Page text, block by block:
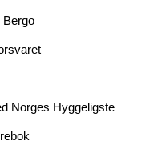
Norges Hyggeligste